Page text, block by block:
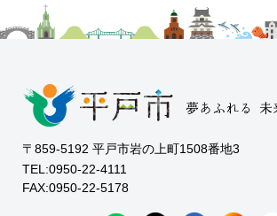
〒859-5192 平戸市岩の上町1508番地3
TEL:0950-22-4111
FAX:0950-22-5178